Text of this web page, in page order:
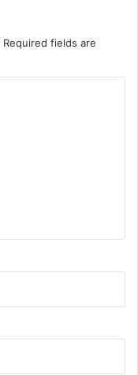
Required fields are